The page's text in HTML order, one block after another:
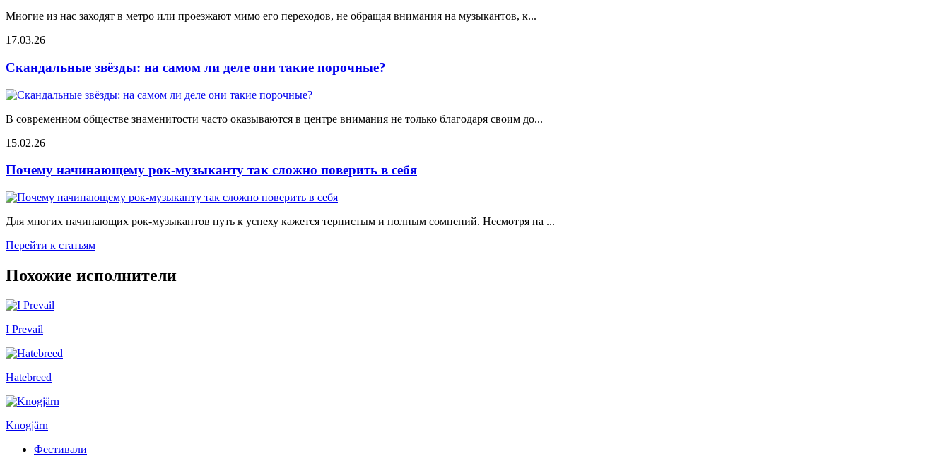
Многие из нас заходят в метро или проезжают мимо его переходов, не обращая внимания на музыкантов, к...
17.03.26
Скандальные звёзды: на самом ли деле они такие порочные?
В современном обществе знаменитости часто оказываются в центре внимания не только благодаря своим до...
15.02.26
Почему начинающему рок-музыканту так сложно поверить в себя
Для многих начинающих рок-музыкантов путь к успеху кажется тернистым и полным сомнений. Несмотря на ...
Перейти к статьям
Похожие исполнители
I Prevail
Hatebreed
Knogjärn
Фестивали